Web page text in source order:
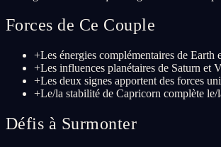
Forces de Ce Couple
+Les énergies complémentaires de
+Les influences planétaires de Saturn et
+Les deux signes apportent des forces
+Le/la stabilité de Capricorn complète le/
Défis à Surmonter